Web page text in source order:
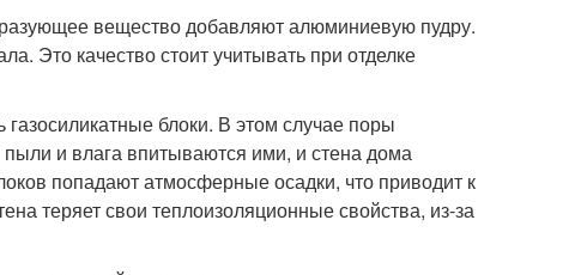
вещество добавляют алюминиевую пудру.
Это качество стоит учитывать при отделке
блоки. В этом случае поры
и влага впитываются ими, и стена дома
попадают атмосферные осадки, что приводит к
теряет свои теплоизоляционные свойства, из-за